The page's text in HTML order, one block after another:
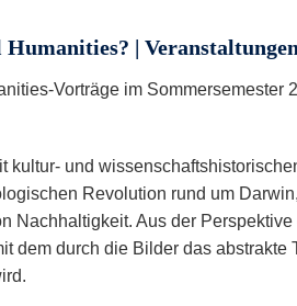
|
Vorträge im Sommersemester
kultur- und
Revolution rund um
Nachhaltigkeit. Aus der
dem durch die Bilder das